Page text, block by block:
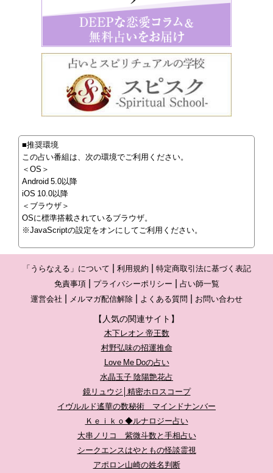
■推奨環境
この占い番組は、次の環境でご利用ください。
＜OS＞
Android 5.0以降
iOS 10.0以降
＜ブラウザ＞
OSに標準搭載されているブラウザ。
※JavaScriptの設定をオンにしてご利用ください。
「うらなえる」について 利用規約
特定商取引法に基づく表記
免責事項
プライバシーポリシー
占い師一覧
運営会社
メルマガ配信解除 よくある質問 お問い合わせ
【人気の関連サイト】
木下レオン 帝王数
村野弘味の招運推命
Love Me Doの占い
水晶玉子 陰陽艶花占
鏡リュウジ│精密ホロスコープ
イヴルルド遙華の数秘術 マインドナンバー
Ｋｅｉｋｏ◆ルナロジー占い
大串ノリコ 紫微斗数と手相占い
シークエンスはやともの怪談霊視
アポロン山崎の姓名判断